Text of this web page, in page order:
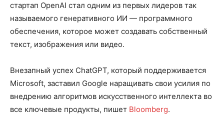
стартап OpenAI стал одним из первых лидеров так
называемого генеративного ИИ — программного
обеспечения, которое может создавать собственный
текст, изображения или видео.
Внезапный успех ChatGPT, который поддерживается
Microsoft, заставил Google наращивать свои усилия по
внедрению алгоритмов искусственного интеллекта во
все ключевые продукты, пишет Bloomberg.